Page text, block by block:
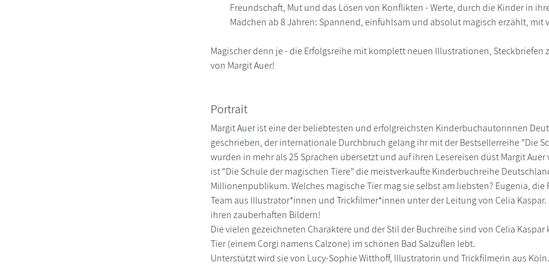
Freundschaft, Mut und das Lösen von Konflikten - Werte, durch die Kinder in
Mädchen ab 8 Jahren: Spannend, einfühlsam und absolut magisch erzählt,
Magischer denn je - die Erfolgsreihe mit komplett neuen Illustrationen,
von Margit Auer!
Portrait
Margit Auer ist eine der beliebtesten und erfolgreichsten Kinderbuchautorinnen
geschrieben, der internationale Durchbruch gelang ihr mit der Bestsellerreihe "Die
wurden in mehr als 25 Sprachen übersetzt und auf ihren Lesereisen düst Margit
ist "Die Schule der magischen Tiere" die meistverkaufte Kinderbuchreihe
Millionenpublikum. Welches magische Tier mag sie selbst am liebsten? Eugenia,
Team aus Illustrator*innen und Trickfilmer*innen unter der Leitung von Celia
ihren zauberhaften Bildern!
Die vielen gezeichneten Charaktere und der Stil der Buchreihe sind von Celia
Tier (einem Corgi namens Calzone) im schönen Bad Salzuflen lebt.
Unterstützt wird sie von Lucy-Sophie Witthoff, Illustratorin und Trickfilmerin aus